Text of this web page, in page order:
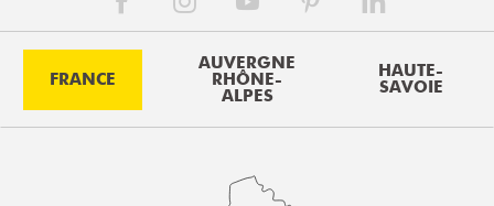
FRANCE
AUVERGNE
RHÔNE-
ALPES
HAUTE-
SAVOIE